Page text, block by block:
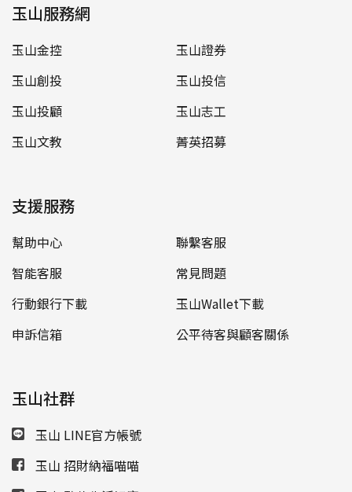
玉山服務網
玉山金控
玉山證券
玉山創投
玉山投信
玉山投顧
玉山志工
玉山文教
菁英招募
支援服務
幫助中心
聯繫客服
智能客服
常見問題
行動銀行下載
玉山Wallet下載
申訴信箱
公平待客與顧客關係
玉山社群
玉山 LINE官方帳號
玉山 招財納福喵喵